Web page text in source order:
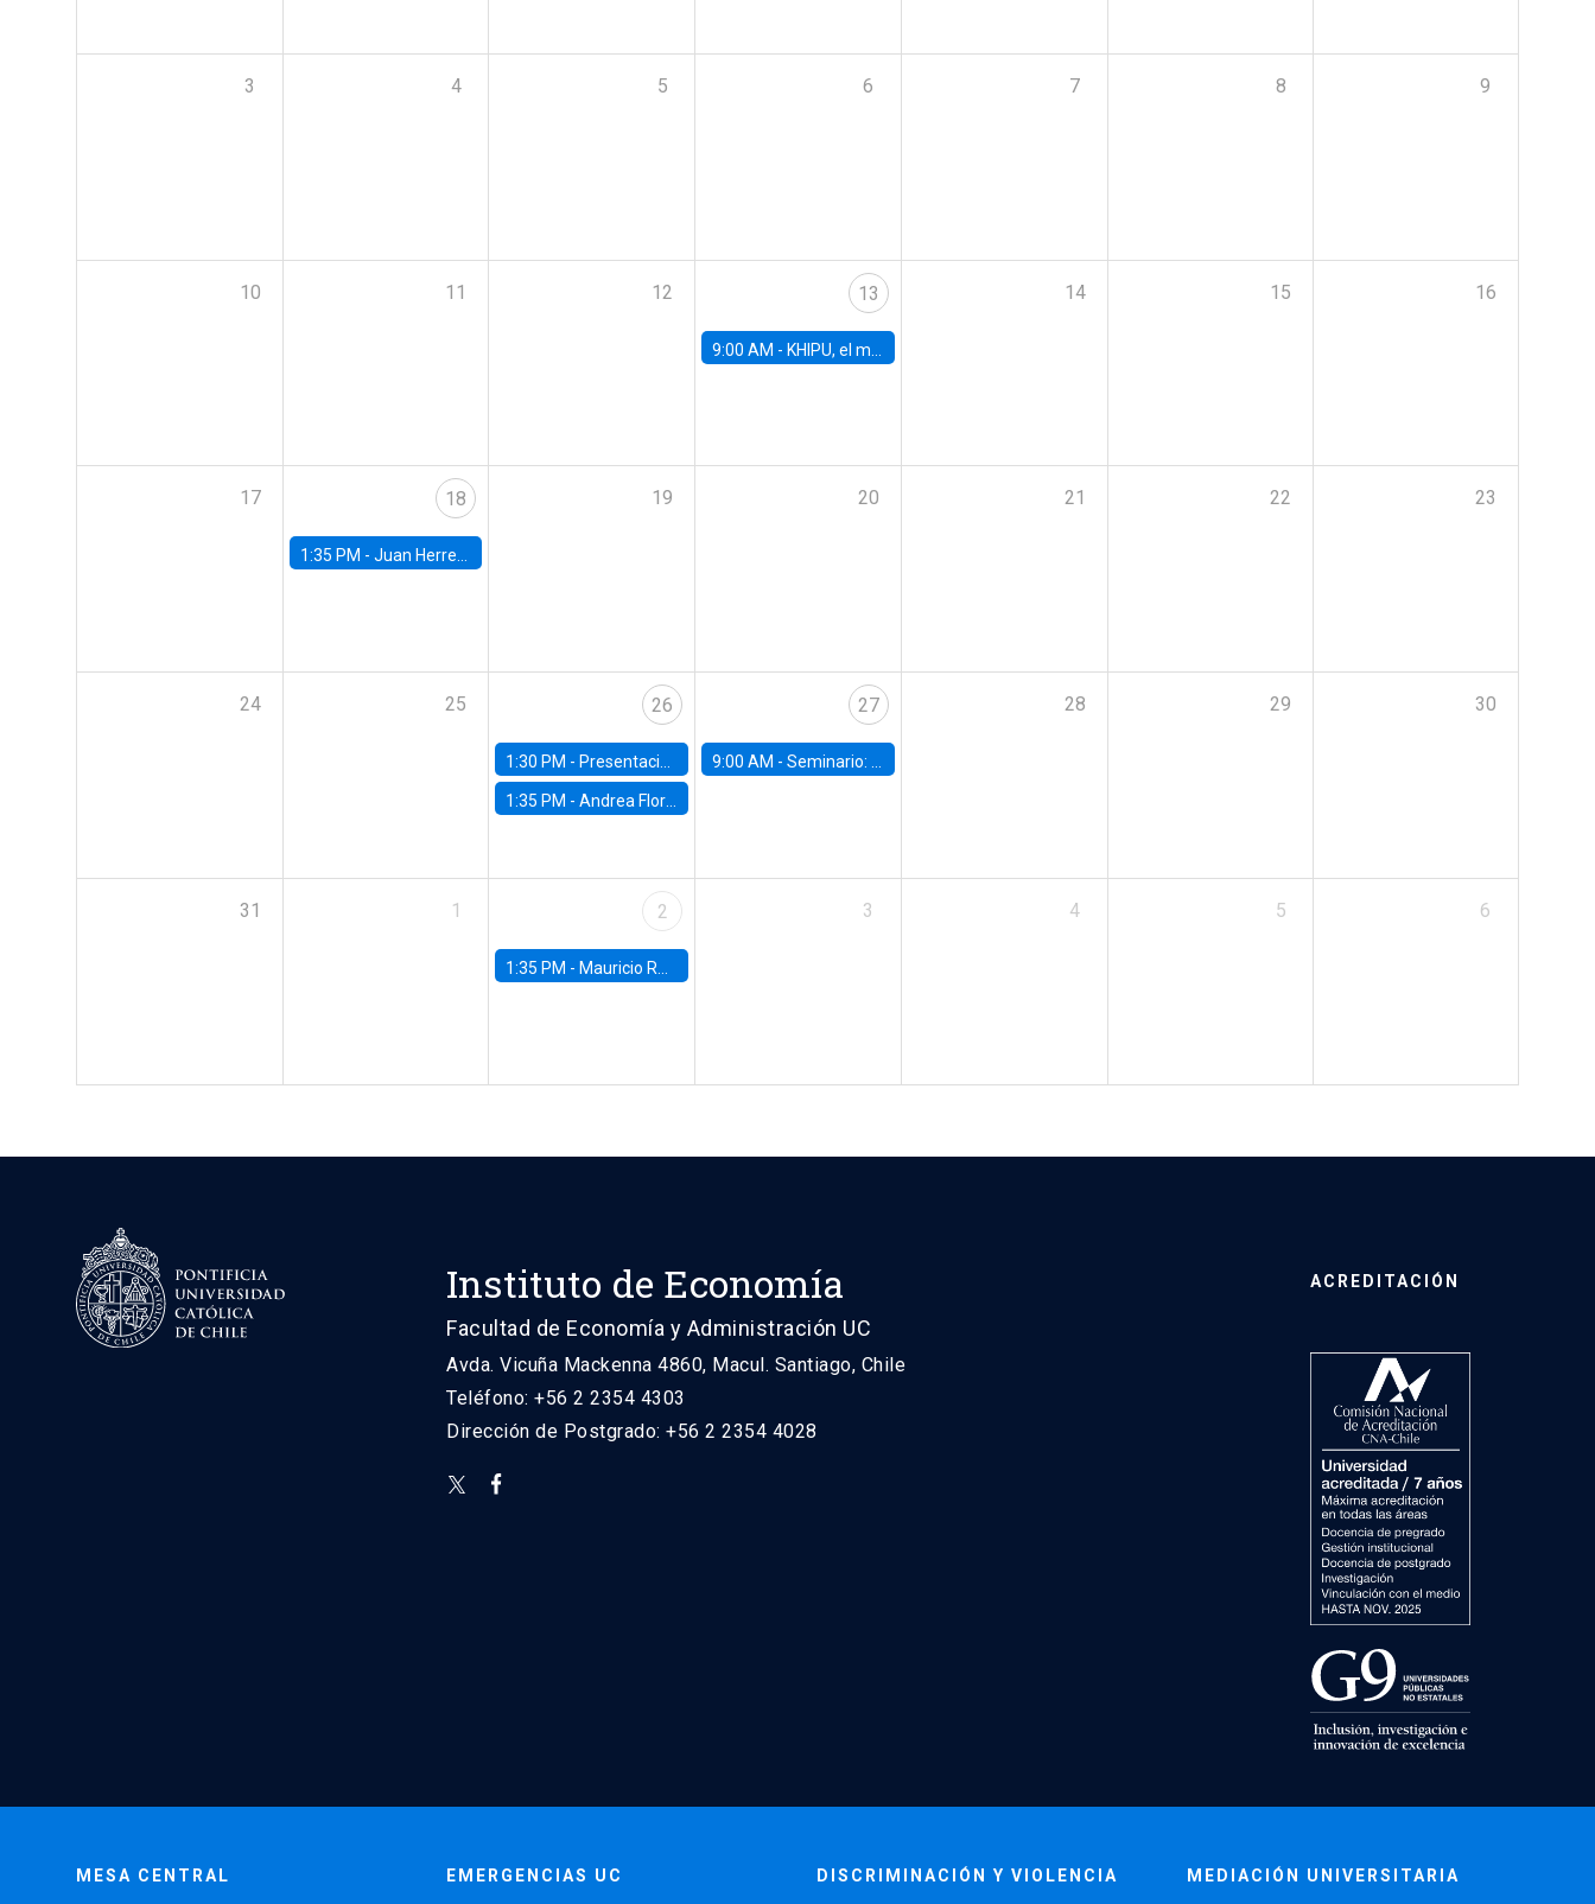
3 4 5 6 7 8 9
10 11 12 13
9:00 AM - KHIPU, el mayor encuentro de IA en Latinoamérica
14 15 16
17 18
1:35 PM - Juan Herreño, UC San Diego
19 20 21 22 23
24 25 26
1:30 PM - Presentación del IPoM en la Facultad de Economía y Administración UC
1:35 PM -Andrea Flores, FGV - Brasil
27
9:00 AM -Seminario: "Un futuro compartido: La urgencia de actuar contra el cambio climático"
28 29 30
31 1 2
1:35 PM - Mauricio Romero, ITAM
3 4 5 6
Instituto de Economía
Facultad de Economía y Administración UC
Avda. Vicuña Mackenna 4860, Macul. Santiago, Chile
Teléfono: +56 2 2354 4303
Dirección de Postgrado: +56 2 2354 4028
ACREDITACIÓN
MESA CENTRAL EMERGENCIAS UC DISCRIMINACIÓN Y VIOLENCIA MEDIACIÓN UNIVERSITARIA